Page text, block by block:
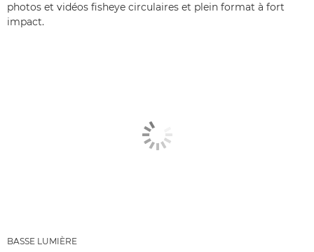
photos et vidéos fisheye circulaires et plein format à fort
impact.
BASSE LUMIÈRE